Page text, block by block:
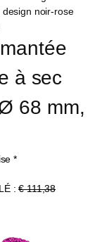
à sec
68 mm,
*
:€ 111,38